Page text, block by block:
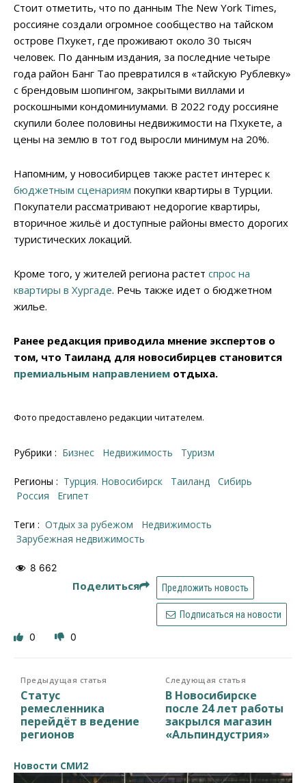
Стоит отметить, что по данным The New York Times,
россияне создали огромное сообщество на тайском
острове Пхукет, где проживают около 30 тысяч
человек. По данным издания, за последние четыре
года район Банг Тао превратился в «тайскую Рублевку»
с брендовым шопингом, закрытыми виллами и
роскошными кондоминиумами. В 2022 году россияне
скупили более половины недвижимости на Пхукете, а
цены на землю в тот год выросли минимум на 20%.
Напомним, у новосибирцев также растет интерес к
бюджетным сценариям покупки квартиры в Турции.
Покупатели рассматривают недорогие квартиры,
вторичное жильё и доступные районы вместо дорогих
туристических локаций.
Кроме того, у жителей региона растет спрос на
квартиры в Хургаде. Речь также идет о бюджетном
жилье.
Ранее редакция приводила мнение экспертов о
том, что Таиланд для новосибирцев становится
премиальным направлением отдыха.
Фото предоставлено редакции читателем.
Рубрики : Бизнес Недвижимость Туризм
Регионы : Турция. Новосибирск Таиланд
Сибирь
Россия
Египет
Теги : отдых за рубежом
недвижимость
зарубежная недвижимость
8 662
Поделиться Предложить новость
Подписаться на новости
0 0
Предыдущая статья
Статус
ремесленника
перейдёт в ведение
регионов
Следующая статья
В Новосибирске
после 24 лет работы
закрылся магазин
«Альпиндустрия»
Новости СМИ2